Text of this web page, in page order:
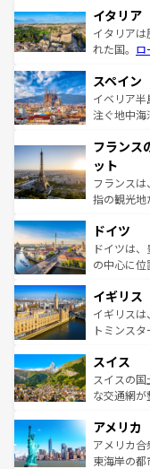
イタリア
イタリア
れた国。 ロ
ろん、トス
景など、
ピザやパス
ませてくれ
なお、新着
しい。
スペイン
イベリア
注ぐ地中海
文化が根付
れる闘牛、
る。首都
アートに溢
せる。地
ンテンツ一
フランス
ット
フランス
指の観光地
で、幅広
聖堂、美
から魅了
いる。シャ
香り高い
らに、パ
れる地方に
を参照して
ドイツ
ドイツは
の中心に
顔を持つこ
ルリンの
してライ
は、お酒好き
ドイツ情報
イギリス
イギリス
トミンス
リアごとに
ティー、
戦など、
ンツ一覧を
スイス
スイスの
な交通網
の建物がそ
博物館もあ
ことがで
アメリカ
アメリカ合
東海岸の